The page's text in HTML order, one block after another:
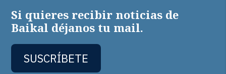
Si quieres recibir noticias de
Baikal déjanos tu mail.
SUSCRÍBETE